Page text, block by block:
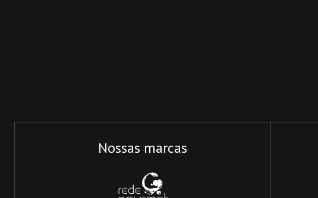
Nossas marcas